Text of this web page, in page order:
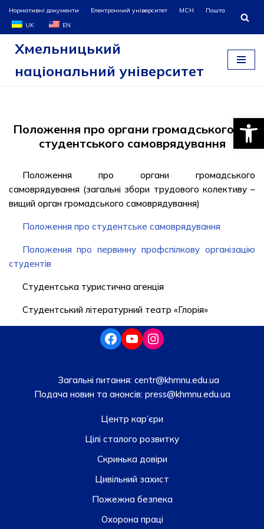
Перейти
до
Нормативні документи Електронний університет МСН
Пошта
UK
EN
Хмельницький
національний університет
Положення про органи громадського та
студентського самоврядування
Положення про органи громадського
самоврядування (загальні збори трудового колективу –
вищий орган громадського самоврядування)
Положення про студентське самоврядування
Положення про первинну профспілкову організацію
студентів
Студентська туристична агенція
Студентський літературний театр «Глорія»
Загальні питання: centr@khmnu.edu.ua
Подача новин та анонсів:press@khmnu.edu.ua
Центр кар’єри
Цілі сталого розвитку
Скринька довiри
Цивільний захист
Пожежна безпека
Охорона праці